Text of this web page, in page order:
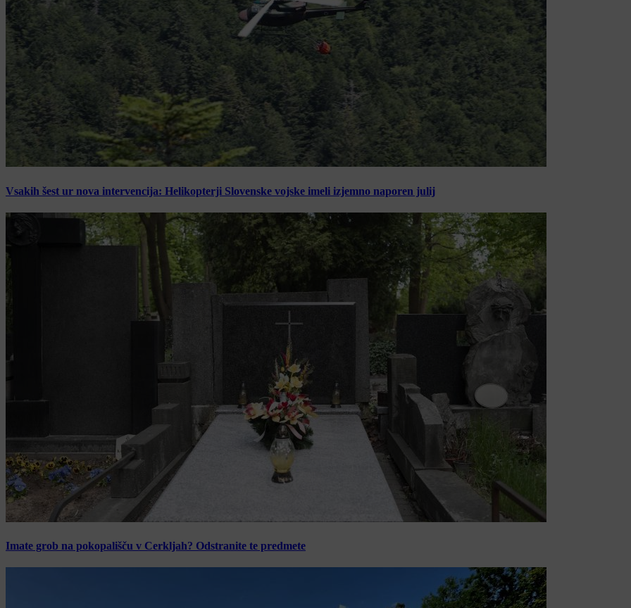
Vsakih šest ur nova intervencija: Helikopterji Slovenske vojske imeli izjemno naporen julij
Imate grob na pokopališču v Cerkljah? Odstranite te predmete